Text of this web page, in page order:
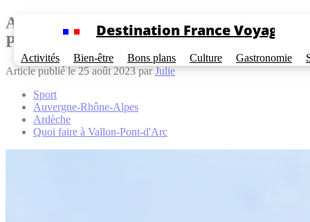
Destination France Voyage
Activités Bien-être Bons plans Culture Gastronomie
Activités sportives à pratiquer à Vallon-
Pont-d’Arc
Article publié le 25 août 2023 parJulie
Sport
Auvergne-Rhône-Alpes
Ardèche
Quoi faire à Vallon-Pont-d'Arc